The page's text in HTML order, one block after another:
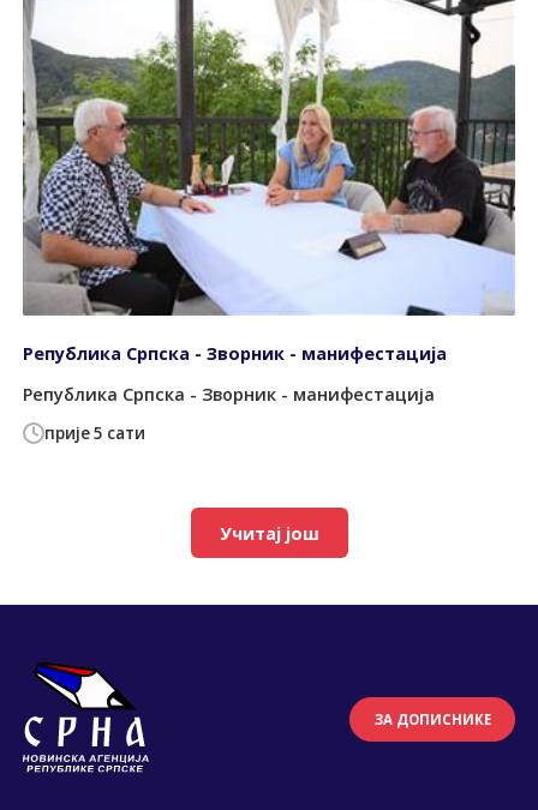
прије 5 сати
Република Српска - Зворник - манифестација
Република Српска - Зворник - манифестација
Учитај још
ЗА ДОПИСНИКЕ